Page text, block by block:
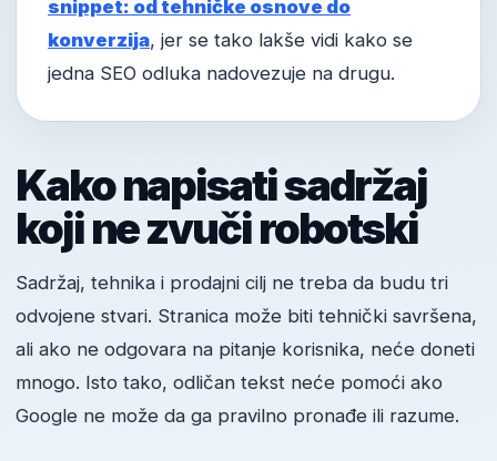
snippet: od tehničke osnove do
konverzija, jer se tako lakše vidi kako se
jedna SEO odluka nadovezuje na drugu.
Kako napisati sadržaj
koji ne zvuči robotski
Sadržaj, tehnika i prodajni cilj ne treba da budu tri
odvojene stvari. Stranica može biti tehnički savršena,
ali ako ne odgovara na pitanje korisnika, neće doneti
mnogo. Isto tako, odličan tekst neće pomoći ako
Google ne može da ga pravilno pronađe ili razume.